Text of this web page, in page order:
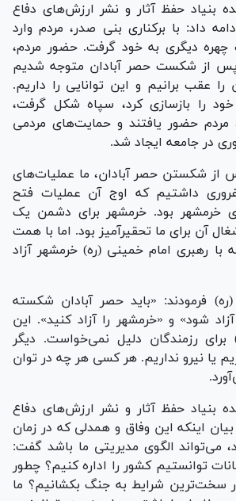
بنیاد حفظ آثار و نشر ارزش‌های دفاع
داد: با برکناری بنی صدر، مردم وارد
دیگری به خود گرفت. حضور مردم،
پس از شکست حصر آبادان متوجه شدیم
عقب برانیم و این توانایی را داریم.
را بازسازی کرد، سپاه شکل گرفت،
حضور یافتند و حمایت‌های مردمی
در جامعه ایجاد شد.
از شکستن حصر آبادان، ما عملیات‌های
داشتیم که اوج آن عملیات فتح
خرمشهر بود. خرمشهر برای دشمن یک
آن برای ما تحقیرآمیز بود. اما با همت
با رهبری امام خمینی (ره) خرمشهر آزاد
فرمودند: «باید حصر آبادان شکسته
شود» و «خرمشهر را آزاد کنید». این
برای رزمندگان دلیل نمی‌خواست. دیگر
یا نیرو نداریم. هر کسی هر چه در توان
بنیاد حفظ آثار و نشر ارزش‌های دفاع
اینکه این وفاق و همدلی که در زمان
می‌تواند الگوی مدیریتی ما باشد گفت:
توانستیم کشور را اداره کنیم؟ چطور
سخت‌ترین شرایط به جنگ بکشانیم؟ ما